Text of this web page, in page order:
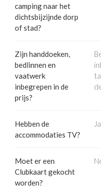
camping naar het
dichtsbijzijnde dorp
of stad?
Zijn handdoeken,
bedlinnen en
vaatwerk
inbegrepen in de
prijs?
Hebben de
accommodaties TV?
Moet er een
Clubkaart gekocht
worden?